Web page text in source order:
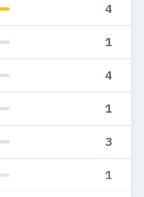
4
1
4
1
3
1